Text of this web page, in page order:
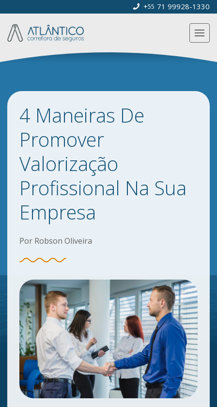
+55 71 99928-1330
4 Maneiras De
Promover
Valorização
Profissional Na Sua
Empresa
Por Robson Oliveira